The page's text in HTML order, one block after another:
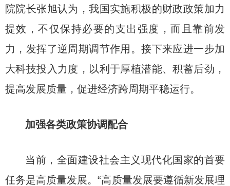
院院长张旭认为，我国实施积极的财政政策加力
提效，不仅保持必要的支出强度，而且靠前发
力，发挥了逆周期调节作用。接下来应进一步加
大科技投入力度，以利于厚植潜能、积蓄后劲，
提高发展质量，促进经济跨周期平稳运行。
加强各类政策协调配合
当前，全面建设社会主义现代化国家的首要
任务是高质量发展。“高质量发展要遵循新发展理